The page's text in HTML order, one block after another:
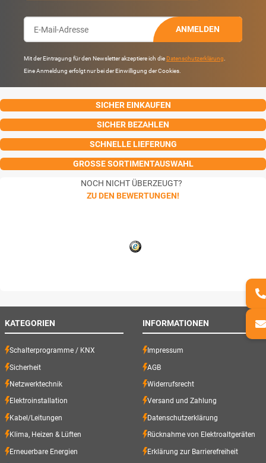
ANMELDEN
Mit der Eintragung für den Newsletter akzeptiere ich die Datenschutzerklärung
Eine Anmeldung erfolgt nur bei der Einwilligung der Cookies.
SICHER EINKAUFEN
SICHER BEZAHLEN
SCHNELLE LIEFERUNG
GROSSE SORTIMENTAUSWAHL
NOCH NICHT ÜBERZEUGT?
ZU DEN BEWERTUNGEN!
KATEGORIEN
Schalterprogramme / KNX
Sicherheit
Netzwerktechnik
Elektroinstallation
Kabel/Leitungen
Klima, Heizen & Lüften
Erneuerbare Energien
INFORMATIONEN
Impressum
AGB
Widerrufsrecht
Versand und Zahlung
Datenschutzerklärung
Rücknahme von Elektroaltgeräten
Erklärung zur Barrierefreiheit